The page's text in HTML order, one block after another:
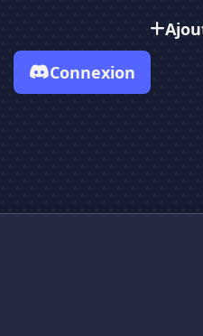
Connexion